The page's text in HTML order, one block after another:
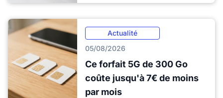
Actualité
05/08/2026
Ce forfait 5G de 300 Go
coûte jusqu'à 7€ de moins
par mois